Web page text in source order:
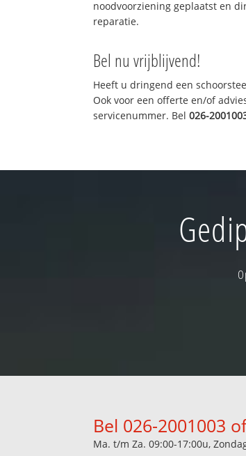
noodvoorziening geplaatst en
reparatie.
Bel nu vrijblijvend!
Heeft u dringend een
Ook voor een offerte en/of
servicenummer. Bel026-
Bel 026-2001003
Ma. t/m Za. 09:00-17:00u,